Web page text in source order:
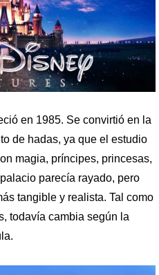
en 1985. Se convirtió en la
de hadas, ya que el estudio
magia, príncipes, princesas,
parecía rayado, pero
tangible y realista. Tal como
todavía cambia según la